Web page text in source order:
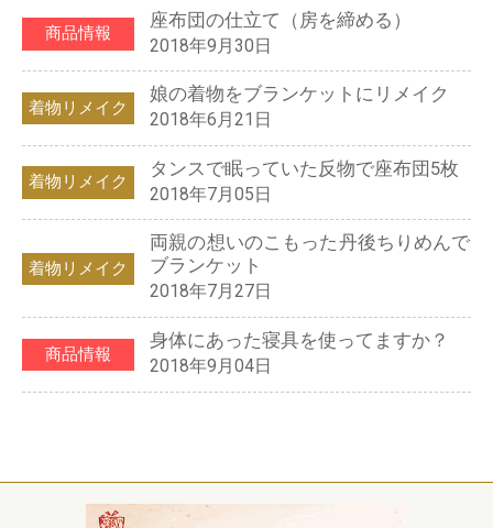
商品情報
座布団の仕立て（房を締める）
2018年9月30日
着物リメイク
娘の着物をブランケットにリメイク
2018年6月21日
着物リメイク
タンスで眠っていた反物で座布団5枚
2018年7月05日
着物リメイク
両親の想いのこもった丹後ちりめんで
ブランケット
2018年7月27日
商品情報
身体にあった寝具を使ってますか？
2018年9月04日